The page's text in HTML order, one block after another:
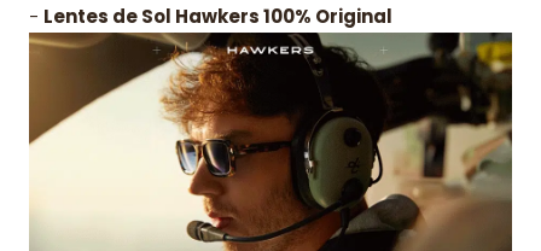
- Lentes de Sol Hawkers 100% Original